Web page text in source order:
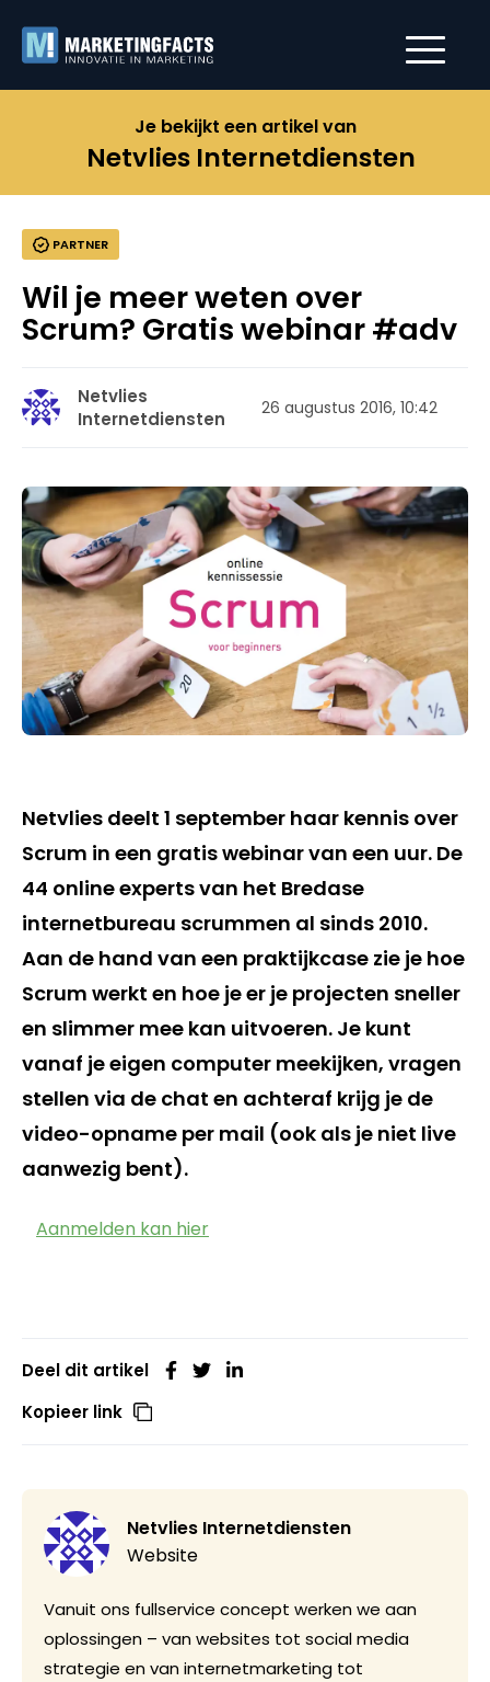
Je bekijkt een artikel van
Netvlies Internetdiensten
PARTNER
Wil je meer weten over
Scrum? Gratis webinar #adv
Netvlies
Internetdiensten
26 augustus 2016, 10:42
Netvlies deelt 1 september haar kennis over
Scrum in een gratis webinar van een uur. De
44 online experts van het Bredase
internetbureau scrummen al sinds 2010.
Aan de hand van een praktijkcase zie je hoe
Scrum werkt en hoe je er je projecten sneller
en slimmer mee kan uitvoeren. Je kunt
vanaf je eigen computer meekijken, vragen
stellen via de chat en achteraf krijg je de
video-opname per mail (ook als je niet live
aanwezig bent).
Aanmelden kan hier
Deel dit artikel
Kopieer link
Netvlies Internetdiensten
Website
Vanuit ons fullservice concept werken we aan
oplossingen – van websites tot social media
strategie en van internetmarketing tot